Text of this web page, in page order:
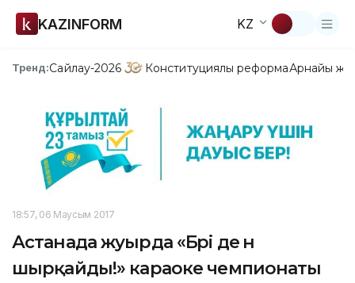
KAZINFORM KZ
Тренд:Сайлау-2026 Конституциялық реформаАрнайы
18:57, 06 Маусым 2017
Астанада жуырда «Бәрі де ән
шырқайды!» караоке чемпионаты